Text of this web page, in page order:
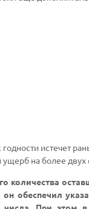
истечет
на более
количества
обеспечил